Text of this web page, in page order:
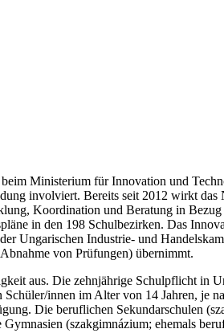
Ministerium für Innovation und
involviert. Bereits seit 2012 wirkt
Koordination und Beratung in
in den 198 Schulbezirken. Das
Ungarischen Industrie- und
von Prüfungen) übernimmt.
aus. Die zehnjährige Schulpflicht in
innen im Alter von 14 Jahren, je
Die beruflichen Sekundarschulen
(szakgimnázium; ehemals